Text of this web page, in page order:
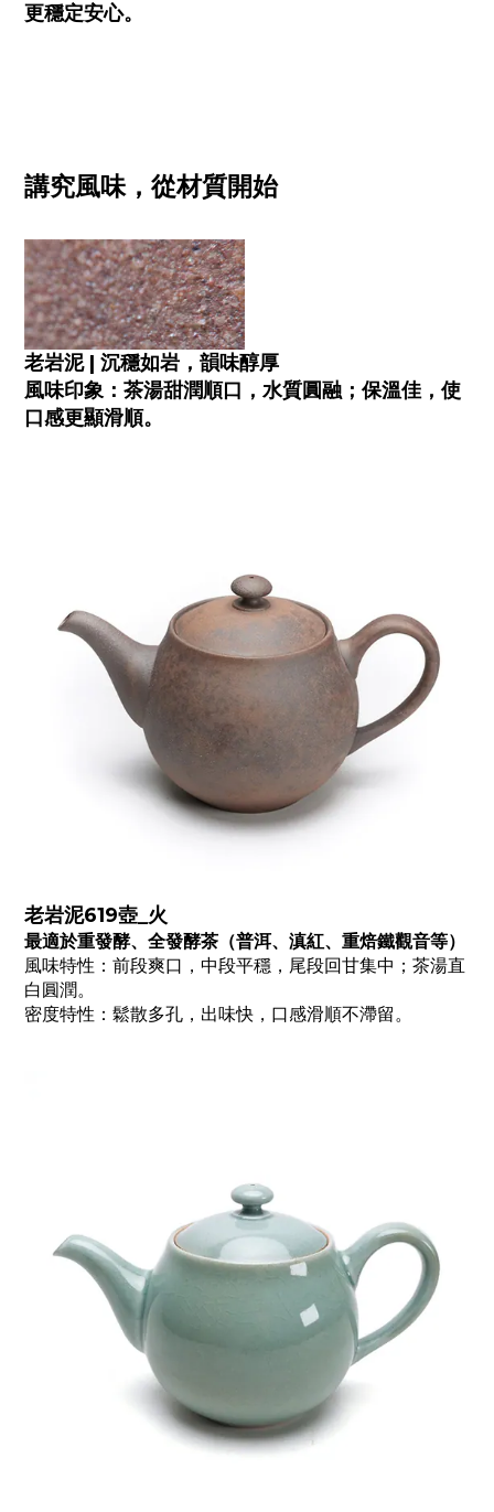
更穩定安心。
講究風味，從材質開始
老岩泥 | 沉穩如岩，韻味醇厚
風味印象：茶湯甜潤順口，水質圓融；保溫佳，使
口感更顯滑順。
老岩泥619壺_火
最適於重發酵、全發酵茶（普洱、滇紅、重焙鐵觀音等）
風味特性：前段爽口，中段平穩，尾段回甘集中；茶湯直
白圓潤。
密度特性：鬆散多孔，出味快，口感滑順不滯留。